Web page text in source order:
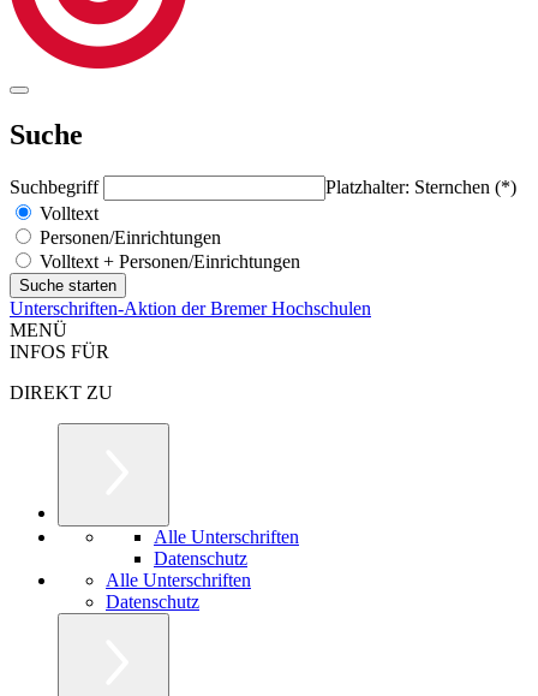
Suche
Suchbegriff
Platzhalter: Sternchen (*)
Volltext
Personen/Einrichtungen
Volltext + Personen/Einrichtungen
Unterschriften-Aktion der Bremer Hochschulen
MENÜ
INFOS FÜR
DIREKT ZU
Alle Unterschriften
Datenschutz
Alle Unterschriften
Datenschutz